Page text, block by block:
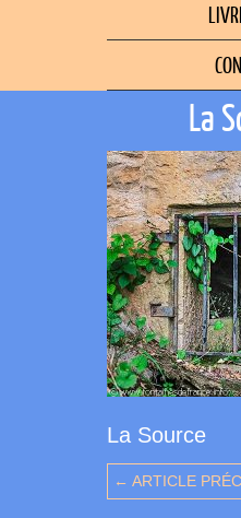
La
La Source
← ARTICLE